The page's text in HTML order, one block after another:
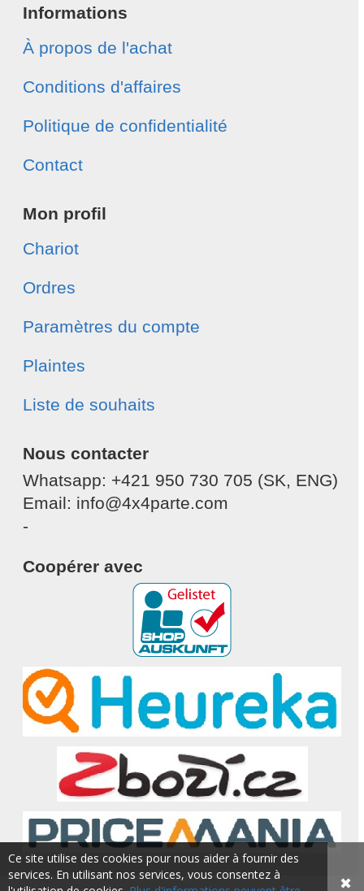
Informations
À propos de l'achat
Conditions d'affaires
Politique de confidentialité
Contact
Mon profil
Chariot
Ordres
Paramètres du compte
Plaintes
Liste de souhaits
Nous contacter
Whatsapp: +421 950 730 705 (SK, ENG)
Email: info@4x4parte.com
-
Coopérer avec
Ce site utilise des cookies pour nous aider à fournir des
services. En utilisant nos services, vous consentez à
✖